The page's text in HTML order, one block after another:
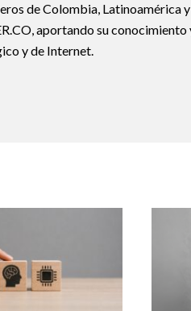
de Colombia, Latinoamérica
aportando su conocimiento
y de Internet.